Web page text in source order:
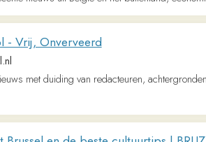
en de beste cultuurtips | BRUZZ
en de beste cultuurtips. Actua, politiek, sport,
nieuws uit binnen- en buitenland, sport
van het laatste nieuws via de snelste en leukste